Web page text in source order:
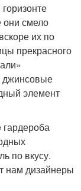
они смело
их по
прекрасного
джинсовые
элемент
по вкусу.
нам дизайнеры